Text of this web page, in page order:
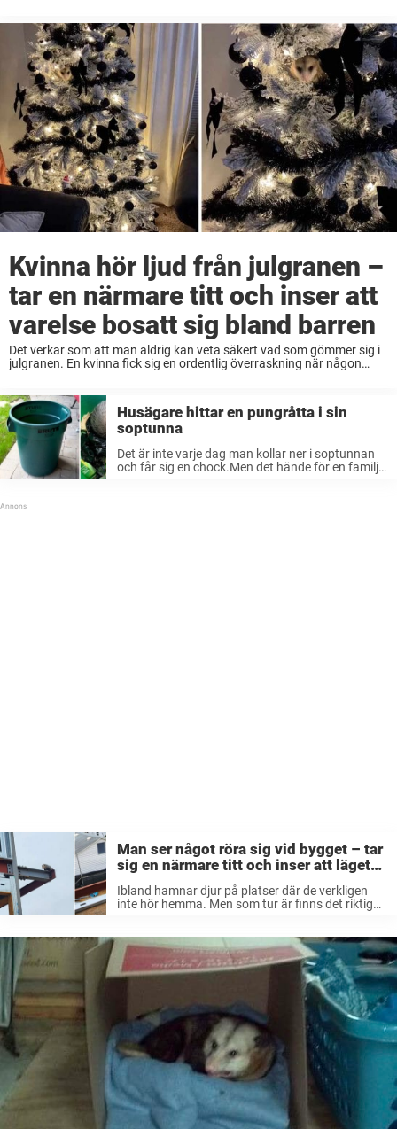
Kvinna hör ljud från julgranen –
tar en närmare titt och inser att
varelse bosatt sig bland barren
Det verkar som att man aldrig kan veta säkert vad som gömmer sig i
julgranen. En kvinna fick sig en ordentlig överraskning när någon
Husägare hittar en pungråtta i sin
soptunna
Det är inte varje dag man kollar ner i soptunnan
och får sig en chock.Men det hände för en familj
Man ser något röra sig vid bygget – tar
sig en närmare titt och inser att läget
är akut
Ibland hamnar djur på platser där de verkligen
inte hör hemma. Men som tur är finns det riktiga